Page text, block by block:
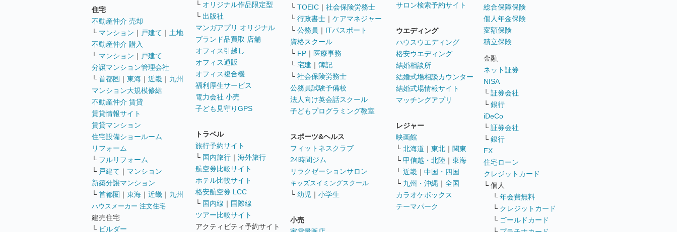
住宅
不動産仲介 売却
└ マンション ｜ 戸建て ｜ 土地
不動産仲介 購入
└ マンション ｜ 戸建て
分譲マンション管理会社
└ 首都圏 ｜ 東海 ｜ 近畿 ｜ 九州
マンション大規模修繕
不動産仲介 賃貸
賃貸情報サイト
賃貸マンション
住宅設備ショールーム
リフォーム
└ フルリフォーム
└ 戸建て ｜ マンション
新築分譲マンション
└ 首都圏 ｜ 東海 ｜ 近畿 ｜ 九州
ハウスメーカー 注文住宅
建売住宅
└ ビルダー
└ オリジナル作品限定型
└ 出版社
マンガアプリ オリジナル
ブランド品買取 店舗
オフィス引越し
オフィス通販
オフィス複合機
福利厚生サービス
電力会社 小売
子ども見守りGPS
トラベル
旅行予約サイト
└ 国内旅行 ｜ 海外旅行
航空券比較サイト
ホテル比較サイト
格安航空券 LCC
└ 国内線 ｜ 国際線
ツアー比較サイト
アクティビティ予約サイト
└ TOEIC ｜ 社会保険労務士
└ 行政書士 ｜ ケアマネジャー
└ 公務員 ｜ ITパスポート
資格スクール
└ FP ｜ 医療事務
└ 宅建 ｜ 簿記
└ 社会保険労務士
公務員試験予備校
法人向け英会話スクール
子どもプログラミング教室
スポーツ&ヘルス
フィットネスクラブ
24時間ジム
リラクゼーションサロン
キッズスイミングスクール
└ 幼児 ｜ 小学生
小売
サロン検索予約サイト
ウエディング
ハウスウエディング
格安ウエディング
結婚相談所
結婚式場相談カウンター
結婚式場情報サイト
マッチングアプリ
レジャー
映画館
└ 北海道 ｜ 東北 ｜ 関東
└ 甲信越・北陸 ｜ 東海
└ 近畿 ｜ 中国・四国
└ 九州・沖縄 ｜ 全国
カラオケボックス
テーマパーク
総合保障保険
個人年金保険
変額保険
積立保険
金融
ネット証券
NISA
└ 証券会社
└ 銀行
iDeCo
└ 証券会社
└ 銀行
FX
住宅ローン
クレジットカード
└ 個人
└ 年会費無料
└ クレジットカード
└ ゴールドカード